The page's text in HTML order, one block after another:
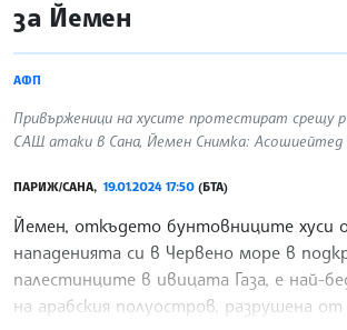
за Йемен
АФП
Привърженици на хусите протестират срещу
САЩ атаки в Сана, Йемен Снимка: Асошиейтед
ПАРИЖ/САНА, 19.01.2024 17:50 (БТА)
Йемен, откъдето бунтовниците хуси
нападенията си в Червено море в
палестинците в ивицата Газа, е най-
на арабския полуостров, разрушена